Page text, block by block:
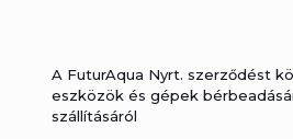
A FuturAqua Nyrt. szerződést
eszközök és gépek
szállításáról